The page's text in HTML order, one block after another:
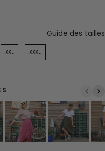
:-)
🇫🇷
il y a un délai de 3
Guide des tailles
XXL XXXL